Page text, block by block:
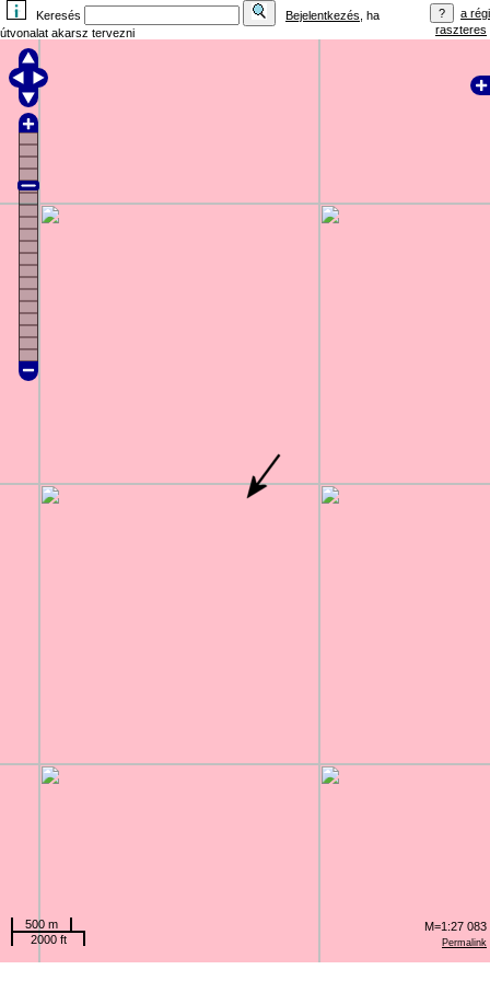
Keresés Bejelentkezés , ha
útvonalat akarsz tervezni
a régi
raszteres
Permalink
500 m
2000 ft
M=1:27 083